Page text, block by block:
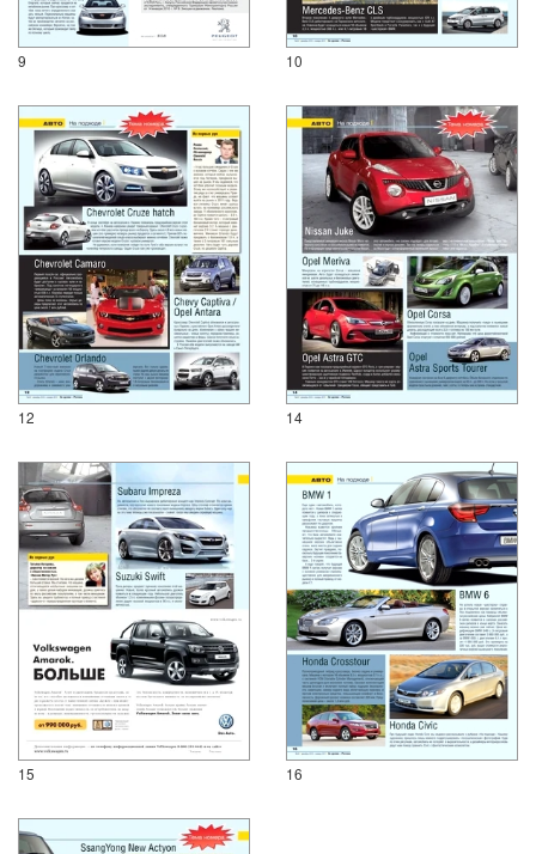
9 10
12 14
15 16